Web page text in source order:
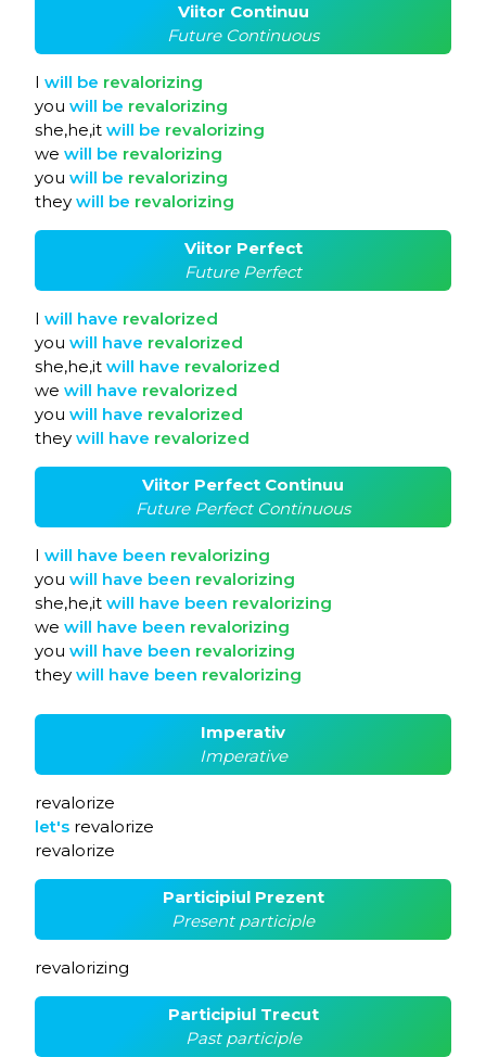
Viitor Continuu
Future Continuous
I will be revalorizing
you will be revalorizing
she,he,it will be revalorizing
we will be revalorizing
you will be revalorizing
they will be revalorizing
Viitor Perfect
Future Perfect
I will have revalorized
you will have revalorized
she,he,it will have revalorized
we will have revalorized
you will have revalorized
they will have revalorized
Viitor Perfect Continuu
Future Perfect Continuous
I will have been revalorizing
you will have been revalorizing
she,he,it will have been revalorizing
we will have been revalorizing
you will have been revalorizing
they will have been revalorizing
Imperativ
Imperative
revalorize
let's revalorize
revalorize
Participiul Prezent
Present participle
revalorizing
Participiul Trecut
Past participle